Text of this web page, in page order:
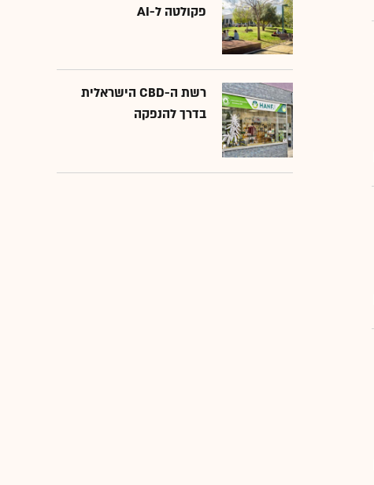
פקולטה ל-AI
רשת ה-CBD הישראלית
בדרך להנפקה